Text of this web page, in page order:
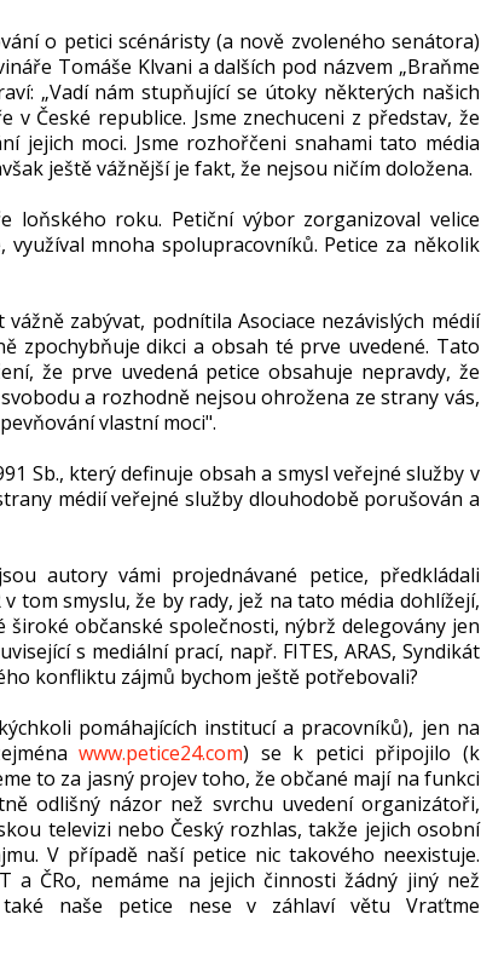
o petici scénáristy (a nově zvoleného senátora)
Tomáše Klvani a dalších pod názvem „Braňme
„Vadí nám stupňující se útoky některých našich
České republice. Jsme znechuceni z představ, že
jejich moci. Jsme rozhořčeni snahami tato média
ještě vážnější je fakt, že nejsou ničím doložena.
roku. Petiční výbor zorganizoval velice
mnoha spolupracovníků. Petice za několik
zabývat, podnítila Asociace nezávislých médií
zpochybňuje dikci a obsah té prve uvedené. Tato
že prve uvedená petice obsahuje nepravdy, že
a rozhodně nejsou ohrožena ze strany vás,
vlastní moci".
Sb., který definuje obsah a smysl veřejné služby v
médií veřejné služby dlouhodobě porušován a
autory vámi projednávané petice, předkládali
tom smyslu, že by rady, jež na tato média dohlížejí,
občanské společnosti, nýbrž delegovány jen
s mediální prací, např. FITES, ARAS, Syndikát
konfliktu zájmů bychom ještě potřebovali?
pomáhajících institucí a pracovníků), jen na
www.petice24.com) se k petici připojilo (k
to za jasný projev toho, že občané mají na funkci
odlišný názor než svrchu uvedení organizátoři,
televizi nebo Český rozhlas, takže jejich osobní
V případě naší petice nic takového neexistuje.
a ČRo, nemáme na jejich činnosti žádný jiný než
naše petice nese v záhlaví větu Vraťtme